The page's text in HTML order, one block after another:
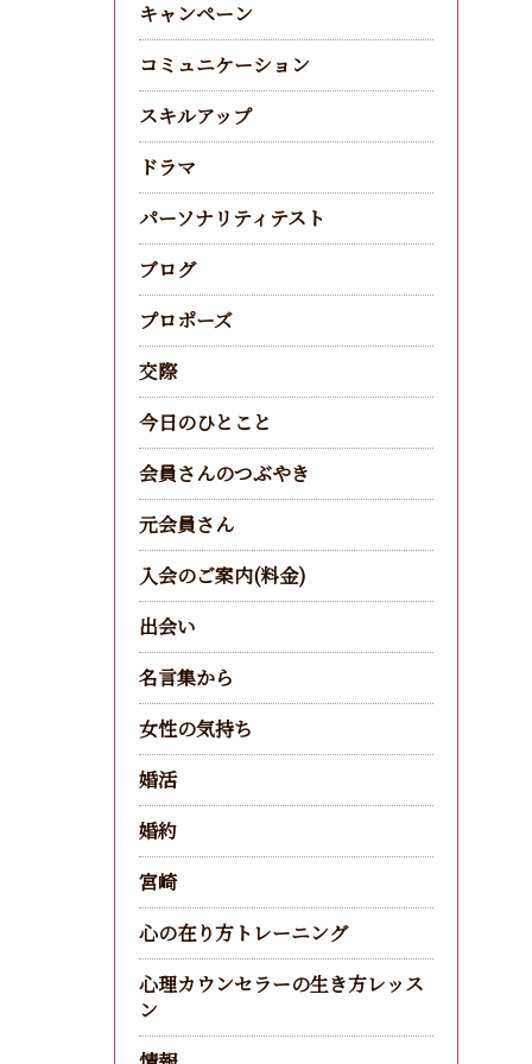
キャンペーン
コミュニケーション
スキルアップ
ドラマ
パーソナリティテスト
ブログ
プロポーズ
交際
今日のひとこと
会員さんのつぶやき
元会員さん
入会のご案内(料金)
出会い
名言集から
女性の気持ち
婚活
婚約
宮崎
心の在り方トレーニング
心理カウンセラーの生き方レッス
ン